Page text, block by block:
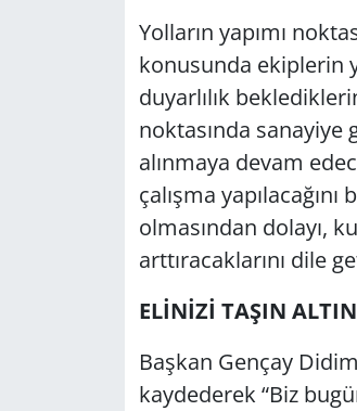
Yolların yapımı
konusunda ekiplerin
duyarlılık
noktasında
alınmaya devam
çalışma
olmasından dolayı,
arttıracaklarını dile
ELİNİZİ TAŞIN
Başkan Gençay
kaydederek “Biz